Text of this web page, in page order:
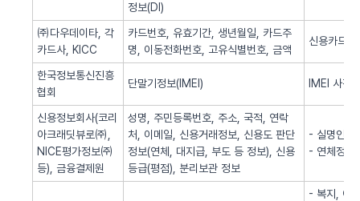
정보(DI)
㈜다우데이타, 각
카드사, KICC
카드번호, 유효기간, 생년월일, 카드주
명, 이동전화번호, 고유식별번호, 금액
신용카드
한국정보통신진흥
협회
단말기정보(IMEI) IMEI 사전
신용정보회사(코리
아크래딧뷰로㈜,
NICE평가정보㈜
등), 금융결제원
성명, 주민등록번호, 주소, 국적, 연락
처, 이메일, 신용거래정보, 신용도 판단
정보(연체, 대지급, 부도 등 정보), 신용
등급(평점), 분리보관 정보
- 실명인증
- 연체정보
- 복지, 이